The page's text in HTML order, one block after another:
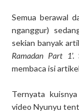
Semua berawal
nganggur)
sekian banyak
Ramadan Part 1
membaca isi
Ternyata
video Nyunyu